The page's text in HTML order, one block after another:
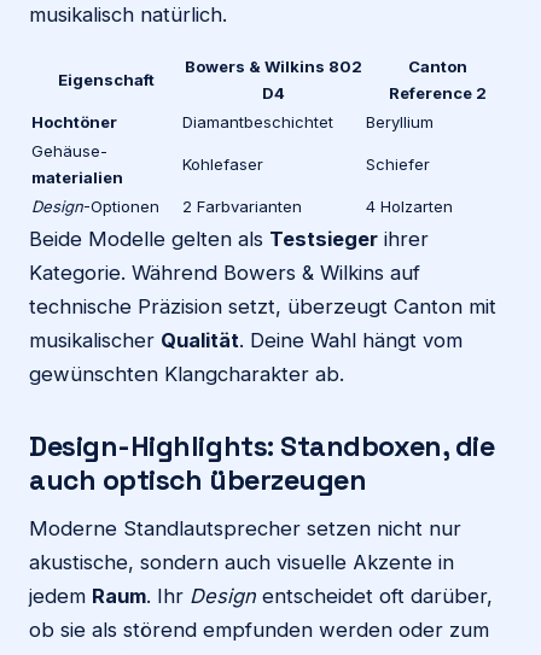
musikalisch natürlich.
Eigenschaft
Bowers & Wilkins 802
D4
Canton
Reference 2
Hochtöner
Diamantbeschichtet
Beryllium
Gehäuse-
materialien
Kohlefaser Schiefer
Design-Optionen 2 Farbvarianten 4 Holzarten
Beide Modelle gelten als Testsieger ihrer
Kategorie. Während Bowers & Wilkins auf
technische Präzision setzt, überzeugt Canton mit
musikalischer Qualität. Deine Wahl hängt vom
gewünschten Klangcharakter ab.
Design-Highlights: Standboxen, die
auch optisch überzeugen
Moderne Standlautsprecher setzen nicht nur
akustische, sondern auch visuelle Akzente in
jedem Raum. Ihr Design entscheidet oft darüber,
ob sie als störend empfunden werden oder zum